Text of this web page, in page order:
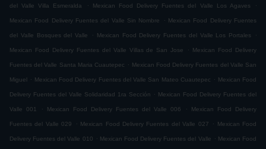
del Valle Villa Esmeralda . Mexican Food Delivery Fuentes del Valle Los Agaves .
Mexican Food Delivery Fuentes del Valle Sin Nombre . Mexican Food Delivery Fuentes
del Valle Bosques del Valle . Mexican Food Delivery Fuentes del Valle Los Portales .
Mexican Food Delivery Fuentes del Valle Villas de San Jose . Mexican Food Delivery
Fuentes del Valle Santa Maria Cuautepec . Mexican Food Delivery Fuentes del Valle San
Miguel . Mexican Food Delivery Fuentes del Valle San Mateo Cuautepec . Mexican Food
Delivery Fuentes del Valle Solidaridad 1ra Sección . Mexican Food Delivery Fuentes del
Valle 001 . Mexican Food Delivery Fuentes del Valle 006 . Mexican Food Delivery
Fuentes del Valle 029 . Mexican Food Delivery Fuentes del Valle 027 . Mexican Food
Delivery Fuentes del Valle 010 . Mexican Food Delivery Fuentes del Valle . Mexican Food